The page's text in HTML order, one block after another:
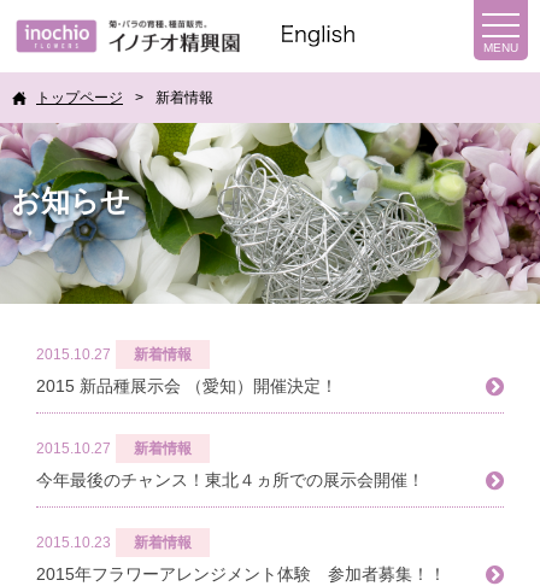
トップページ 新着情報
お知らせ
2015.10.27 新着情報
2015 新品種展示会 （愛知）開催決定！
2015.10.27 新着情報
今年最後のチャンス！東北４ヵ所での展示会開催！
2015.10.23 新着情報
2015年フラワーアレンジメント体験 参加者募集！！